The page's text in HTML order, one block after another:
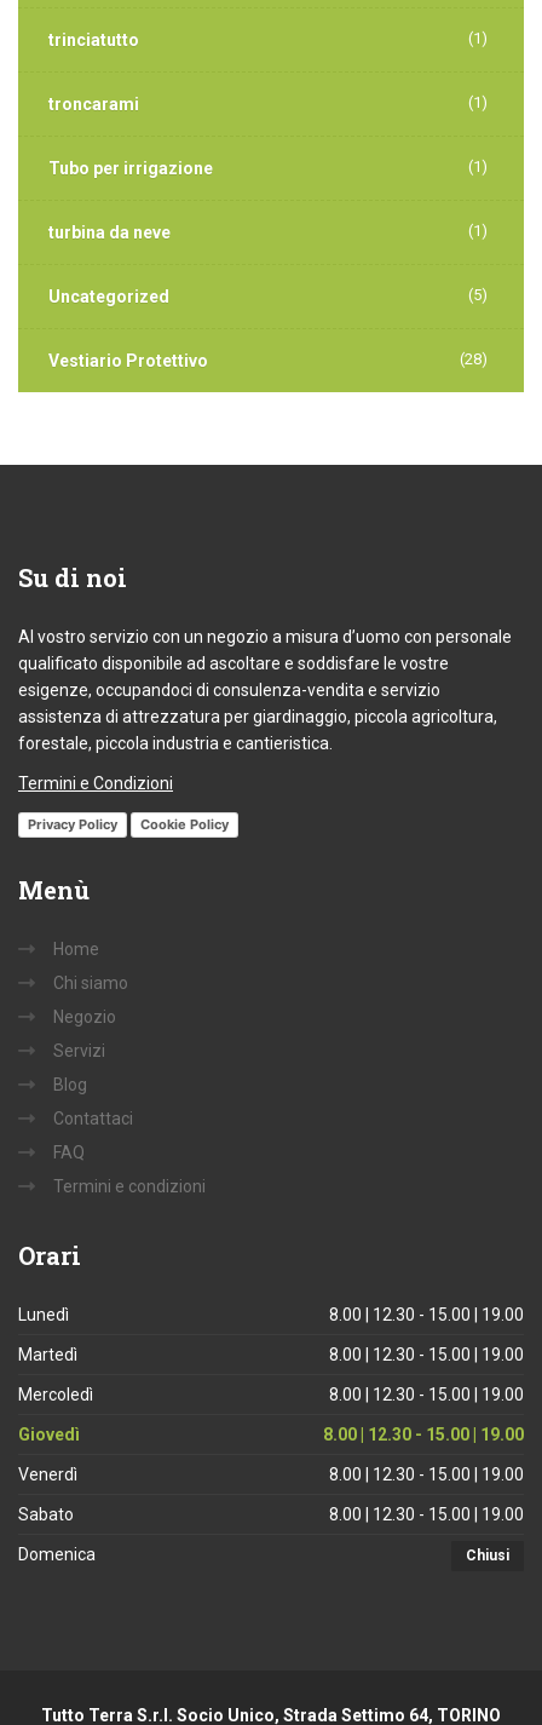
trinciatutto (1)
troncarami (1)
Tubo per irrigazione (1)
turbina da neve (1)
Uncategorized (5)
Vestiario Protettivo (28)
Su di noi
Al vostro servizio con un negozio a misura d’uomo con personale
qualificato disponibile ad ascoltare e soddisfare le vostre
esigenze, occupandoci di consulenza-vendita e servizio
assistenza di attrezzatura per giardinaggio, piccola agricoltura,
forestale, piccola industria e cantieristica.
Termini e Condizioni
Privacy Policy Cookie Policy
Menù
Home
Chi siamo
Negozio
Servizi
Blog
Contattaci
FAQ
Termini e condizioni
Orari
Lunedì 8.00 | 12.30 - 15.00 | 19.00
Martedì 8.00 | 12.30 - 15.00 | 19.00
Mercoledì 8.00 | 12.30 - 15.00 | 19.00
Giovedì 8.00 | 12.30 - 15.00 | 19.00
Venerdì 8.00 | 12.30 - 15.00 | 19.00
Sabato 8.00 | 12.30 - 15.00 | 19.00
Domenica Chiusi
Tutto Terra S.r.l. Socio Unico, Strada Settimo 64, TORINO